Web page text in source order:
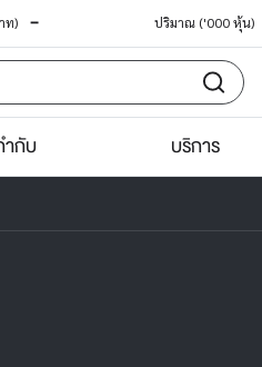
ท) - ปริมาณ ('000 หุ้น)
ำกับ บริการ